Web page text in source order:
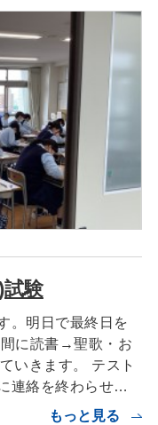
験
。明日で最終日を
に読書→聖歌・お
いきます。 テスト
連絡を終わらせ…
もっと見る